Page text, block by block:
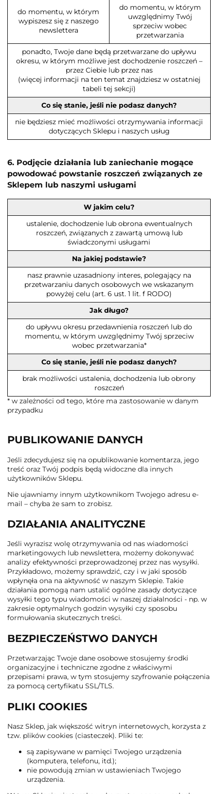
do momentu, w którym
wypiszesz się z naszego
newslettera
do momentu, w którym
uwzględnimy Twój
sprzeciw wobec
przetwarzania
ponadto, Twoje dane będą przetwarzane do upływu
okresu, w którym możliwe jest dochodzenie roszczeń –
przez Ciebie lub przez nas
(więcej informacji na ten temat znajdziesz w ostatniej
tabeli tej sekcji)
Co się stanie, jeśli nie podasz danych?
nie będziesz mieć możliwości otrzymywania informacji
dotyczących Sklepu i naszych usług
6. Podjęcie działania lub zaniechanie mogące
powodować powstanie roszczeń związanych ze
Sklepem lub naszymi usługami
W jakim celu?
ustalenie, dochodzenie lub obrona ewentualnych
roszczeń, związanych z zawartą umową lub
świadczonymi usługami
Na jakiej podstawie?
nasz prawnie uzasadniony interes, polegający na
przetwarzaniu danych osobowych we wskazanym
powyżej celu (art. 6 ust. 1 lit. f RODO)
Jak długo?
do upływu okresu przedawnienia roszczeń lub do
momentu, w którym uwzględnimy Twój sprzeciw
wobec przetwarzania*
Co się stanie, jeśli nie podasz danych?
brak możliwości ustalenia, dochodzenia lub obrony
roszczeń
* w zależności od tego, które ma zastosowanie w danym
przypadku
PUBLIKOWANIE DANYCH
Jeśli zdecydujesz się na opublikowanie komentarza, jego
treść oraz Twój podpis będą widoczne dla innych
użytkowników Sklepu.
Nie ujawniamy innym użytkownikom Twojego adresu e-
mail – chyba że sam to zrobisz.
DZIAŁANIA ANALITYCZNE
Jeśli wyrazisz wolę otrzymywania od nas wiadomości
marketingowych lub newslettera, możemy dokonywać
analizy efektywności przeprowadzonej przez nas wysyłki.
Przykładowo, możemy sprawdzić, czy i w jaki sposób
wpłynęła ona na aktywność w naszym Sklepie. Takie
działania pomogą nam ustalić ogólne zasady dotyczące
wysyłki tego typu wiadomości w naszej działalności - np. w
zakresie optymalnych godzin wysyłki czy sposobu
formułowania skutecznych treści.
BEZPIECZEŃSTWO DANYCH
Przetwarzając Twoje dane osobowe stosujemy środki
organizacyjne i techniczne zgodne z właściwymi
przepisami prawa, w tym stosujemy szyfrowanie połączenia
za pomocą certyfikatu SSL/TLS.
PLIKI COOKIES
Nasz Sklep, jak większość witryn internetowych, korzysta z
tzw. plików cookies (ciasteczek). Pliki te:
są zapisywane w pamięci Twojego urządzenia
(komputera, telefonu, itd.);
nie powodują zmian w ustawieniach Twojego
urządzenia.